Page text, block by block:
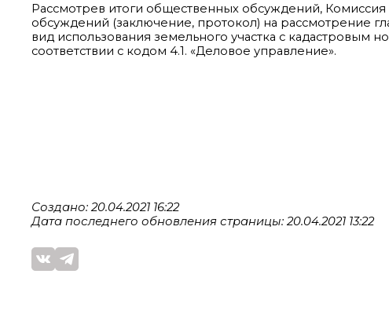
Рассмотрев итоги общественных обсуждений,
обсуждений (заключение, протокол) на рассмотрение
вид использования земельного участка с кадастровым
соответствии с кодом 4.1. «Деловое управление».
Создано: 20.04.2021 16:22
Дата последнего обновления страницы: 20.04.2021 13:22